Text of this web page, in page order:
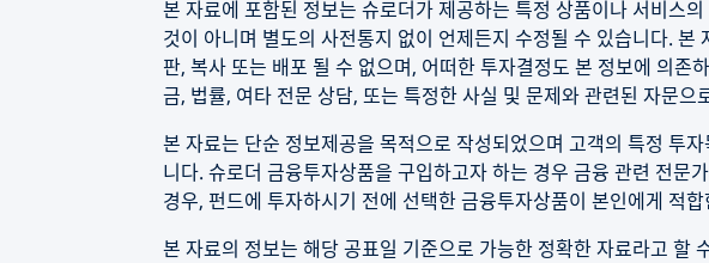
본 자료에 포함된 정보는 슈로더가 제공하는 특정 상품이나 서비스
것이 아니며 별도의 사전통지 없이 언제든지 수정될 수 있습니다.
판, 복사 또는 배포 될 수 없으며, 어떠한 투자결정도 본 정보에 의존
금, 법률, 여타 전문 상담, 또는 특정한 사실 및 문제와 관련된 자문으
본 자료는 단순 정보제공을 목적으로 작성되었으며 고객의 특정 투
니다. 슈로더 금융투자상품을 구입하고자 하는 경우 금융 관련 전문
경우, 펀드에 투자하시기 전에 선택한 금융투자상품이 본인에게 적
본 자료의 정보는 해당 공표일 기준으로 가능한 정확한 자료라고 할